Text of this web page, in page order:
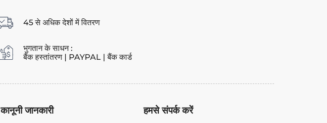
45 से अधिक देशों में वितरण
भुगतान के साधन :
बैंक हस्तांतरण | PAYPAL | बैंक कार्ड
कानूनी जानकारी हमसे संपर्क करें